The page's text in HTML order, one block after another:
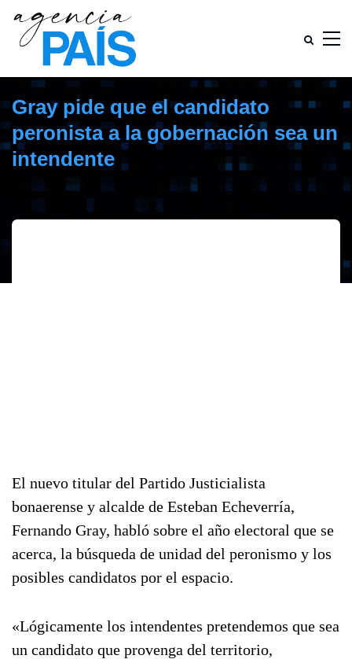
Gray pide que el candidato
peronista a la gobernación sea un
intendente
diciembre 26, 2018
El nuevo titular del Partido Justicialista
bonaerense y alcalde de Esteban Echeverría,
Fernando Gray, habló sobre el año electoral que se
acerca, la búsqueda de unidad del peronismo y los
posibles candidatos por el espacio.
«Lógicamente los intendentes pretendemos que sea
un candidato que provenga del territorio,